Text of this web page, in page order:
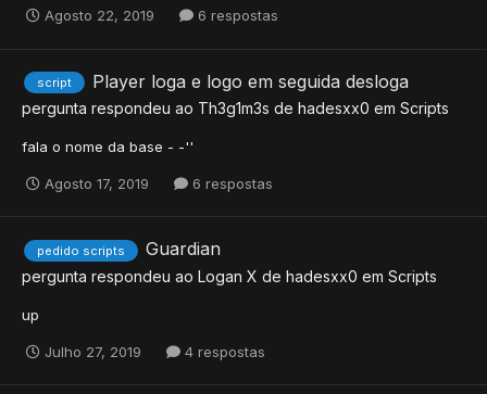
Agosto 22, 2019 6 respostas
script Player loga e logo em seguida desloga
pergunta respondeu ao Th3g1m3s de hadesxx0 em Scripts
fala o nome da base - -''
Agosto 17, 2019 6 respostas
pedido scripts Guardian
pergunta respondeu ao Logan X de hadesxx0 em Scripts
up
Julho 27, 2019 4 respostas